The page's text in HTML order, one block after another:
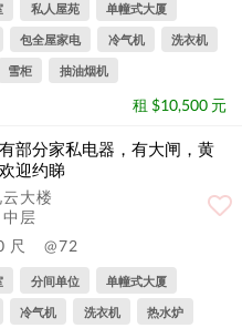
私人屋苑 单幢式大厦
包全屋家电 冷气机 洗衣机
雪柜 抽油烟机
租 $10,500 元
部分家私电器，有大闸，黄
迎约睇
大楼
层
尺
@72
分间单位 单幢式大厦
冷气机 洗衣机 热水炉